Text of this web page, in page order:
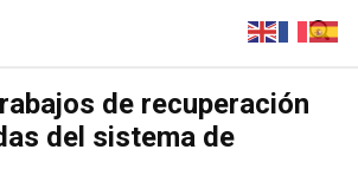
de recuperación
del sistema de